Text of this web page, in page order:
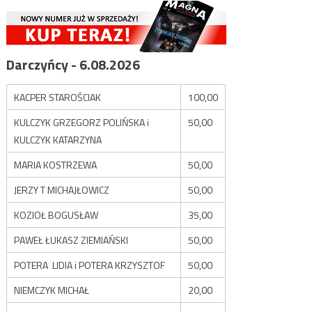
Darczyńcy - 6.08.2026
KACPER STAROŚCIAK
100,00
KULCZYK GRZEGORZ POLIŃSKA i
KULCZYK KATARZYNA
50,00
MARIA KOSTRZEWA
50,00
JERZY T MICHAJŁOWICZ
50,00
KOZIOŁ BOGUSŁAW
35,00
PAWEŁ ŁUKASZ ZIEMIAŃSKI
50,00
POTERA LIDIA i POTERA KRZYSZTOF
50,00
NIEMCZYK MICHAŁ
20,00